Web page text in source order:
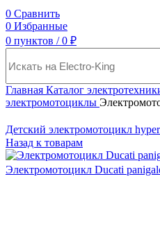
0 Сравнить
0 Избранные
0 пунктов / 0 ₽
Главная Каталог
электромотоциклы
Детский электромотоцикл
Назад к товарам
Электромотоцикл Ducati